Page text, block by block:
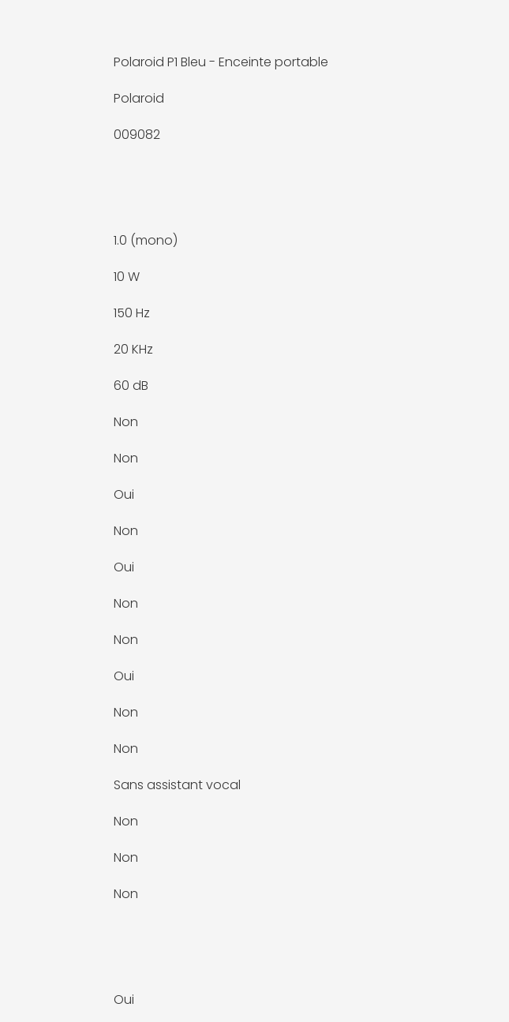
Polaroid P1 Bleu - Enceinte portable
Polaroid
009082
1.0 (mono)
10 W
150 Hz
20 KHz
60 dB
Non
Non
Oui
Non
Oui
Non
Non
Oui
Non
Non
Sans assistant vocal
Non
Non
Non
Oui